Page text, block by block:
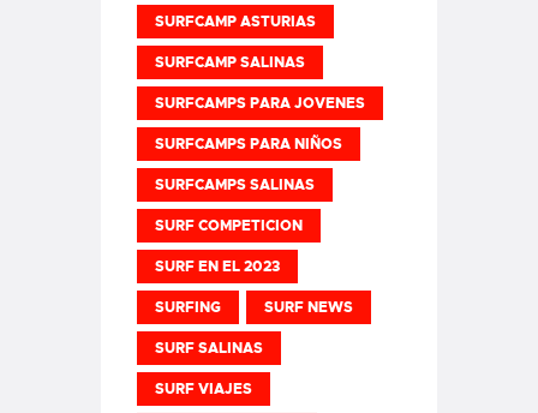
SURFCAMP ASTURIAS
SURFCAMP SALINAS
SURFCAMPS PARA JOVENES
SURFCAMPS PARA NIÑOS
SURFCAMPS SALINAS
SURF COMPETICION
SURF EN EL 2023
SURFING SURF NEWS
SURF SALINAS
SURF VIAJES